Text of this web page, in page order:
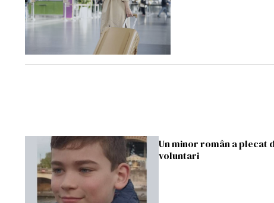
Un minor român a plecat
voluntari